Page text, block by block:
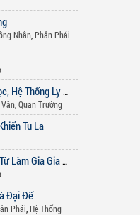
Nhân Phản Phái
Chuẩn Bị Thi Đại Học, Hệ Thống Ly Hôn Nghịch Tập Liền Xuất Hiện
Quan Trường
Tu La
Gia Tộc Quật Khởi: Từ Làm Gia Gia Bắt Đầu
Đại Đế
Phái Hệ Thống